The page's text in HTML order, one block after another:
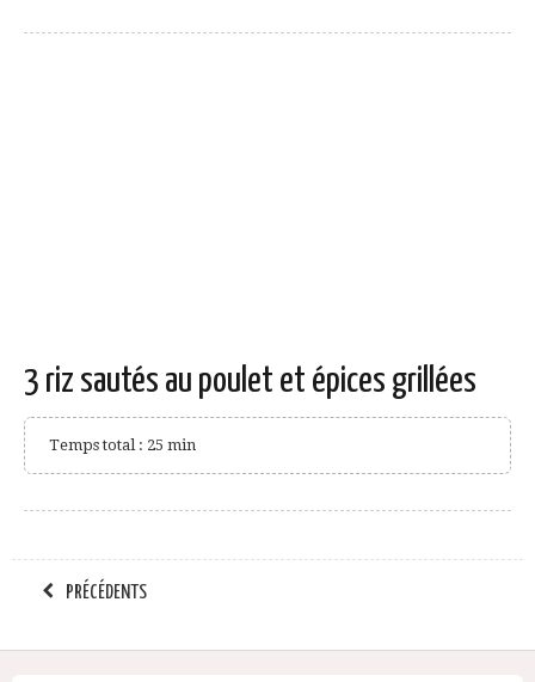
3 riz sautés au poulet et épices grillées
Temps total : 25 min
PRÉCÉDENTS